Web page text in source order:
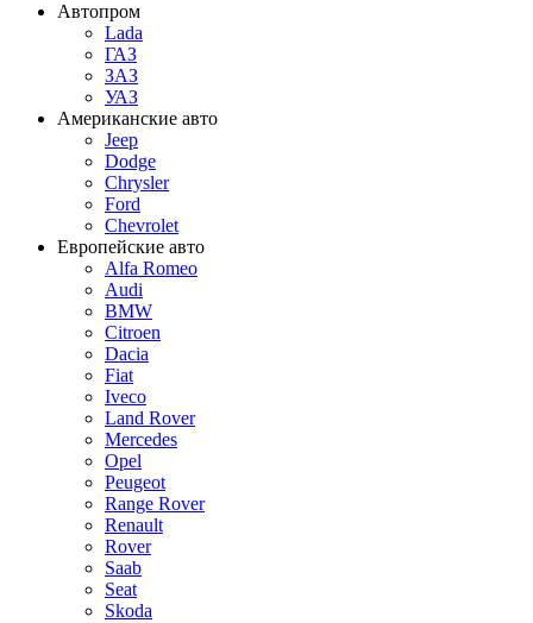
Автопром
Lada
ГАЗ
ЗАЗ
УАЗ
Американские авто
Jeep
Dodge
Chrysler
Ford
Chevrolet
Европейские авто
Alfa Romeo
Audi
BMW
Citroen
Dacia
Fiat
Iveco
Land Rover
Mercedes
Opel
Peugeot
Range Rover
Renault
Rover
Saab
Seat
Skoda